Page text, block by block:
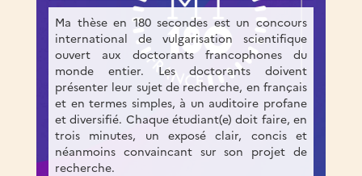
Ma thèse en 180 secondes est un concours
international de vulgarisation scientifique
ouvert aux doctorants francophones du
monde entier. Les doctorants doivent
présenter leur sujet de recherche, en français
et en termes simples, à un auditoire profane
et diversifié. Chaque étudiant(e) doit faire, en
trois minutes, un exposé clair, concis et
néanmoins convaincant sur son projet de
recherche.